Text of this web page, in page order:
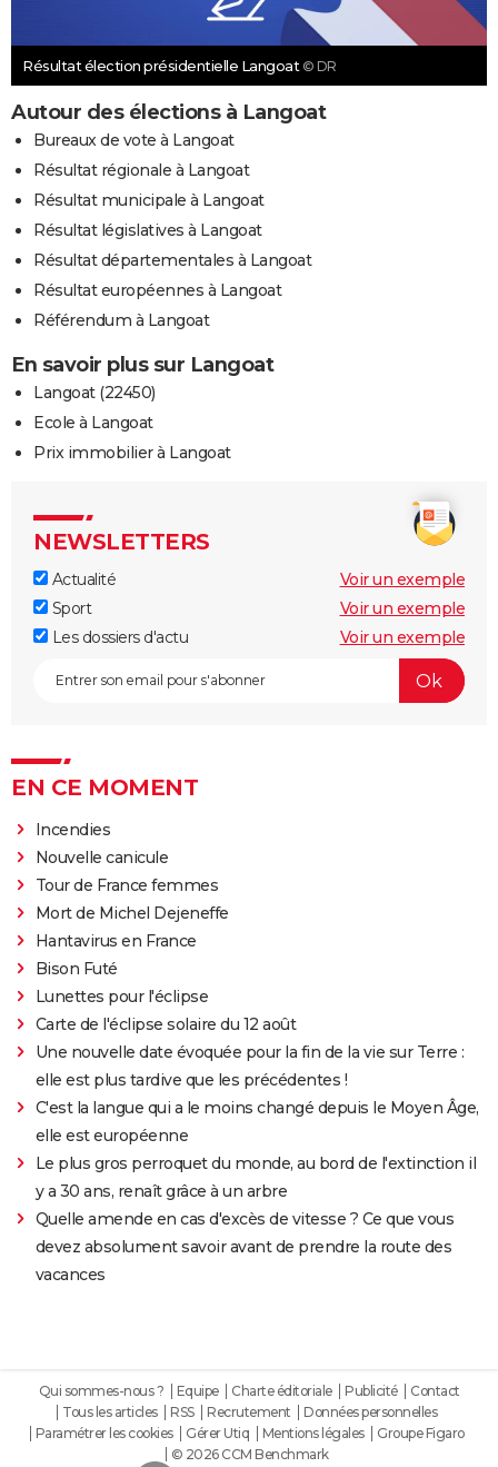
Résultat élection présidentielle Langoat © DR
Autour des élections à Langoat
Bureaux de vote à Langoat
Résultat régionale à Langoat
Résultat municipale à Langoat
Résultat législatives à Langoat
Résultat départementales à Langoat
Résultat européennes à Langoat
Référendum à Langoat
En savoir plus sur Langoat
Langoat (22450)
Ecole à Langoat
Prix immobilier à Langoat
NEWSLETTERS
Actualité
Voir un exemple
Sport
Voir un exemple
Les dossiers d'actu
Voir un exemple
EN CE MOMENT
Incendies
Nouvelle canicule
Tour de France femmes
Mort de Michel Dejeneffe
Hantavirus en France
Bison Futé
Lunettes pour l'éclipse
Carte de l'éclipse solaire du 12 août
Une nouvelle date évoquée pour la fin de la vie sur Terre :
elle est plus tardive que les précédentes !
C'est la langue qui a le moins changé depuis le Moyen Âge,
elle est européenne
Le plus gros perroquet du monde, au bord de l'extinction il
y a 30 ans, renaît grâce à un arbre
Quelle amende en cas d'excès de vitesse ? Ce que vous
devez absolument savoir avant de prendre la route des
vacances
Qui sommes-nous ? Equipe Charte éditoriale Publicité
Contact
Tous les articles
RSS Recrutement
Données personnelles
Paramétrer les cookies
Gérer Utiq Mentions légales
Groupe Figaro
© 2026 CCM Benchmark